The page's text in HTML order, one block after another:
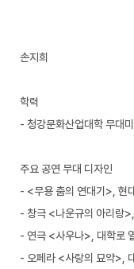
손지희
학력
- 청강문화산업대학 무대
주요 공연 무대 디자인
- <무용 춤의 연대기>, 현
- 창극 <나운규의 아리랑
- 연극 <사우나>, 대학로
- 오페라 <사랑의 묘약>,